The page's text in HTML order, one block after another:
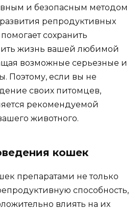
и безопасным методом
репродуктивных
сохранить
жизнь вашей любимой
возможные серьезные и
Поэтому, если вы не
своих питомцев,
рекомендуемой
животного.
кошек
препаратами не только
способность,
влиять на их